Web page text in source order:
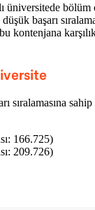
bölüm
başarı
kontenjana
sıralamasına
166.725)
209.726)